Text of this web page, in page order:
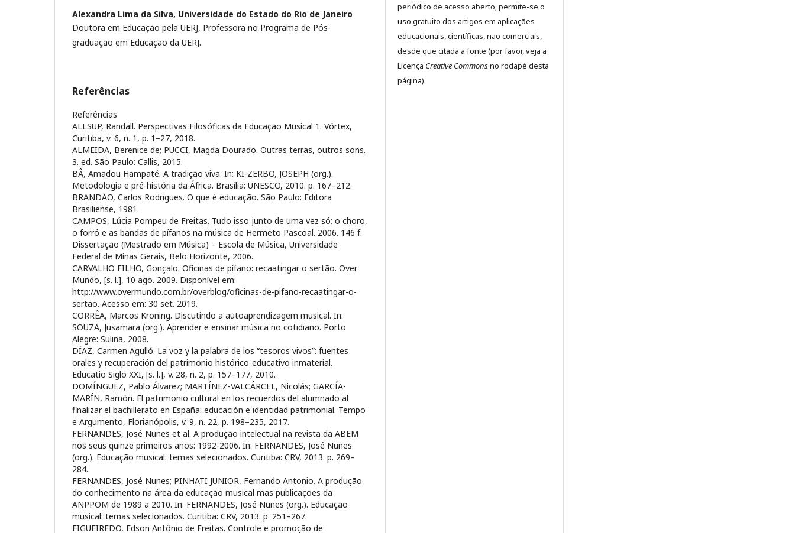
Alexandra Lima da Silva, Universidade do Estado do Rio de Janeiro
Doutora em Educação pela UERJ, Professora no Programa de Pós-
graduação em Educação da UERJ.
Referências
Referências
ALLSUP, Randall. Perspectivas Filosóficas da Educação Musical 1. Vórtex,
Curitiba, v. 6, n. 1, p. 1–27, 2018.
ALMEIDA, Berenice de; PUCCI, Magda Dourado. Outras terras, outros sons.
3. ed. São Paulo: Callis, 2015.
BÂ, Amadou Hampaté. A tradição viva. In: KI-ZERBO, JOSEPH (org.).
Metodologia e pré-história da África. Brasília: UNESCO, 2010. p. 167–212.
BRANDÃO, Carlos Rodrigues. O que é educação. São Paulo: Editora
Brasiliense, 1981.
CAMPOS, Lúcia Pompeu de Freitas. Tudo isso junto de uma vez só: o choro,
o forró e as bandas de pífanos na música de Hermeto Pascoal. 2006. 146 f.
Dissertação (Mestrado em Música) – Escola de Música, Universidade
Federal de Minas Gerais, Belo Horizonte, 2006.
CARVALHO FILHO, Gonçalo. Oficinas de pífano: recaatingar o sertão. Over
Mundo, [s. l.], 10 ago. 2009. Disponível em:
http://www.overmundo.com.br/overblog/oficinas-de-pifano-recaatingar-o-
sertao. Acesso em: 30 set. 2019.
CORRÊA, Marcos Kröning. Discutindo a autoaprendizagem musical. In:
SOUZA, Jusamara (org.). Aprender e ensinar música no cotidiano. Porto
Alegre: Sulina, 2008.
DÍAZ, Carmen Agulló. La voz y la palabra de los “tesoros vivos”: fuentes
orales y recuperación del patrimonio histórico-educativo inmaterial.
Educatio Siglo XXI, [s. l.], v. 28, n. 2, p. 157–177, 2010.
DOMÍNGUEZ, Pablo Álvarez; MARTÍNEZ-VALCÁRCEL, Nicolás; GARCÍA-
MARÍN, Ramón. El patrimonio cultural en los recuerdos del alumnado al
finalizar el bachillerato en España: educación e identidad patrimonial. Tempo
e Argumento, Florianópolis, v. 9, n. 22, p. 198–235, 2017.
FERNANDES, José Nunes et al. A produção intelectual na revista da ABEM
nos seus quinze primeiros anos: 1992-2006. In: FERNANDES, José Nunes
(org.). Educação musical: temas selecionados. Curitiba: CRV, 2013. p. 269–
284.
FERNANDES, José Nunes; PINHATI JUNIOR, Fernando Antonio. A produção
do conhecimento na área da educação musical mas publicações da
ANPPOM de 1989 a 2010. In: FERNANDES, José Nunes (org.). Educação
musical: temas selecionados. Curitiba: CRV, 2013. p. 251–267.
FIGUEIREDO, Edson Antônio de Freitas. Controle e promoção de
periódico de acesso aberto, permite-se o
uso gratuito dos artigos em aplicações
educacionais, científicas, não comerciais,
desde que citada a fonte (por favor, veja a
Licença Creative Commonsno rodapé desta
página).